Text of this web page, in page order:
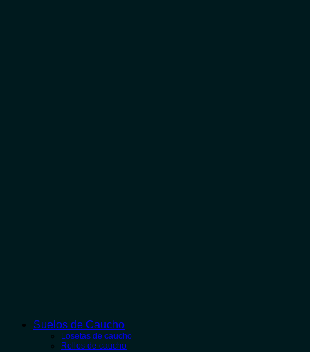
Suelos de Caucho
Losetas de caucho
Rollos de caucho